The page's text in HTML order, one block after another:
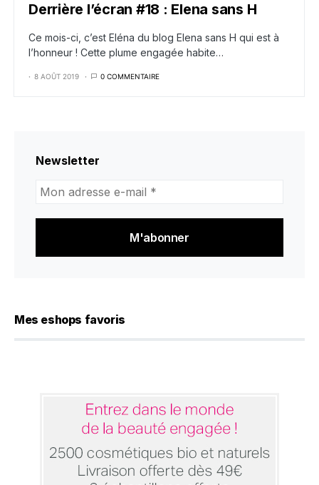
Derrière l’écran #18 : Elena sans H
Ce mois-ci, c’est Eléna du blog Elena sans H qui est à
l’honneur ! Cette plume engagée habite…
8 AOÛT 2019 0 COMMENTAIRE
Newsletter
adresse
mail
Mes eshops favoris